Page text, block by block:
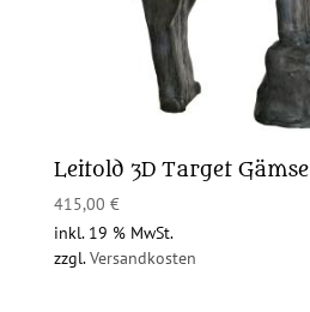
Leitold 3D Target Gämse
415,00 €
inkl. 19 % MwSt.
zzgl.Versandkosten